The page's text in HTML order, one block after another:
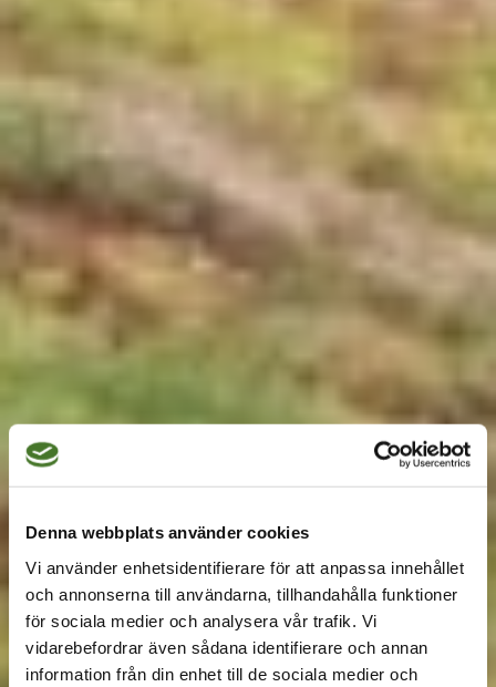
Denna webbplats använder cookies
Vi använder enhetsidentifierare för att anpassa innehållet
och annonserna till användarna, tillhandahålla funktioner
för sociala medier och analysera vår trafik. Vi
vidarebefordrar även sådana identifierare och annan
information från din enhet till de sociala medier och
Boka vårens
sedumtakläggning i
Stockholm
Vi är nu inne i februari och våren närmar sig med